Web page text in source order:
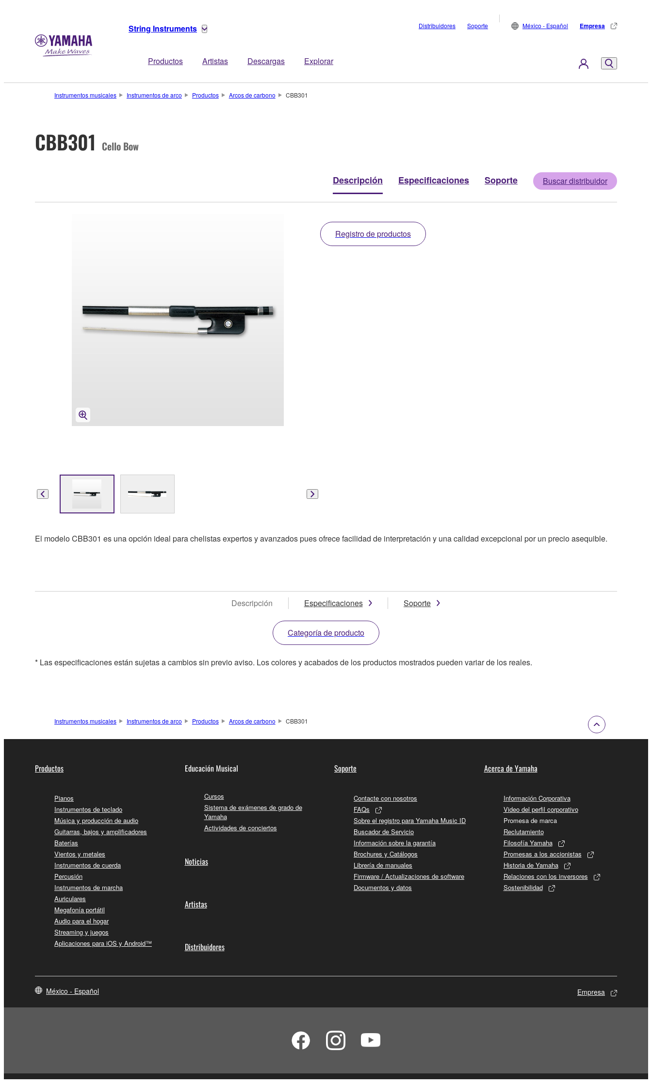
String Instruments
Productos Artistas Descargas Explorar
Distribuidores Soporte México - Español Empresa
Instrumentos musicales Instrumentos de arco Productos Arcos de carbono CBB301
CBB301 Cello Bow
Descripción Especificaciones Soporte Buscar distribuidor
Registro de productos
El modelo CBB301 es una opción ideal para chelistas expertos y avanzados pues ofrece facilidad de interpretación y una calidad excepcional por un precio asequible.
Descripción Especificaciones Soporte
Categoría de producto
* Las especificaciones están sujetas a cambios sin previo aviso. Los colores y acabados de los productos mostrados pueden variar de los reales.
Instrumentos musicales Instrumentos de arco Productos Arcos de carbono CBB301
Productos
Pianos
Instrumentos de teclado
Música y producción de audio
Guitarras, bajos y amplificadores
Baterías
Vientos y metales
Instrumentos de cuerda
Percusión
Instrumentos de marcha
Auriculares
Megafonía portátil
Audio para el hogar
Streaming y juegos
Aplicaciones para iOS y Android™
Educación Musical
Cursos
Sistema de exámenes de grado de
Yamaha
Actividades de conciertos
Noticias
Artistas
Distribuidores
Soporte
Contacte con nosotros
FAQs
Sobre el registro para Yamaha Music ID
Buscador de Servicio
Información sobre la garantía
Brochures y Catálogos
Librería de manuales
Firmware / Actualizaciones de software
Documentos y datos
Acerca de Yamaha
Información Corporativa
Video del perfil corporativo
Promesa de marca
Reclutamiento
Filosofía Yamaha
Promesas a los accionistas
Historia de Yamaha
Relaciones con los inversores
Sostenibilidad
México - Español Empresa